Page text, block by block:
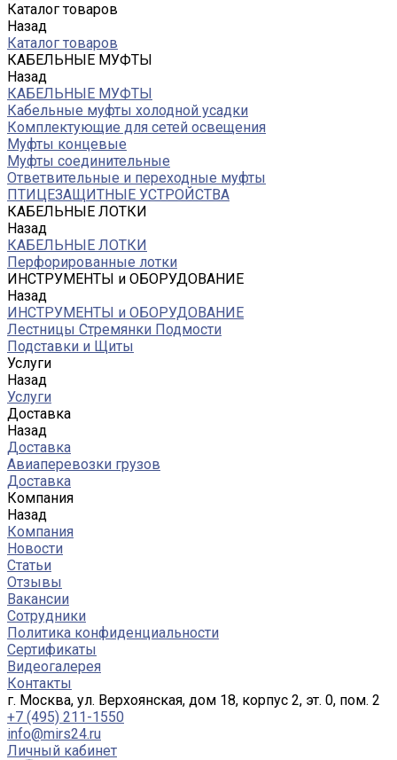
Каталог товаров
Назад
Каталог товаров
КАБЕЛЬНЫЕ МУФТЫ
Назад
КАБЕЛЬНЫЕ МУФТЫ
Кабельные муфты холодной усадки
Комплектующие для сетей освещения
Муфты концевые
Муфты соединительные
Ответвительные и переходные муфты
ПТИЦЕЗАЩИТНЫЕ УСТРОЙСТВА
КАБЕЛЬНЫЕ ЛОТКИ
Назад
КАБЕЛЬНЫЕ ЛОТКИ
Перфорированные лотки
ИНСТРУМЕНТЫ и ОБОРУДОВАНИЕ
Назад
ИНСТРУМЕНТЫ и ОБОРУДОВАНИЕ
Лестницы Стремянки Подмости
Подставки и Щиты
Услуги
Назад
Услуги
Доставка
Назад
Доставка
Авиаперевозки грузов
Доставка
Компания
Назад
Компания
Новости
Статьи
Отзывы
Вакансии
Сотрудники
Политика конфиденциальности
Сертификаты
Видеогалерея
Контакты
г. Москва, ул. Верхоянская, дом 18, корпус 2, эт. 0, пом. 2
+7 (495) 211-1550
info@mirs24.ru
Личный кабинет